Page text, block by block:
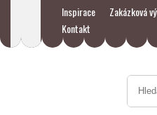
Inspirace Zakázková
Kontakt